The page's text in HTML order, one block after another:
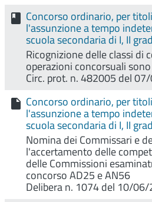
Concorso ordinario, per
l'assunzione a tempo
scuola secondaria di I, II
Ricognizione delle classi di
operazioni concorsuali
Circ. prot. n. 482005 del
Concorso ordinario, per
l'assunzione a tempo
scuola secondaria di I, II
Nomina dei Commissari e
l'accertamento delle
delle Commissioni
concorso AD25 e AN56
Delibera n. 1074 del 10/